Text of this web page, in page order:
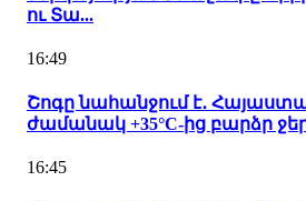
ու Տա...
16:49
Շոգը նահանջում է․
ժամանակ +35°C-ից բարձր
16:45